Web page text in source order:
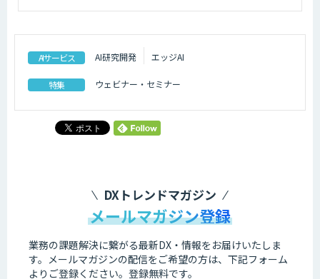
AIサービス AI研究開発 エッジAI
特集 ウェビナー・セミナー
DXトレンドマガジン
メールマガジン登録
業務の課題解決に繋がる最新DX・情報をお届けいたしま
す。 メールマガジンの配信をご希望の方は、下記フォーム
よりご登録ください。登録無料です。